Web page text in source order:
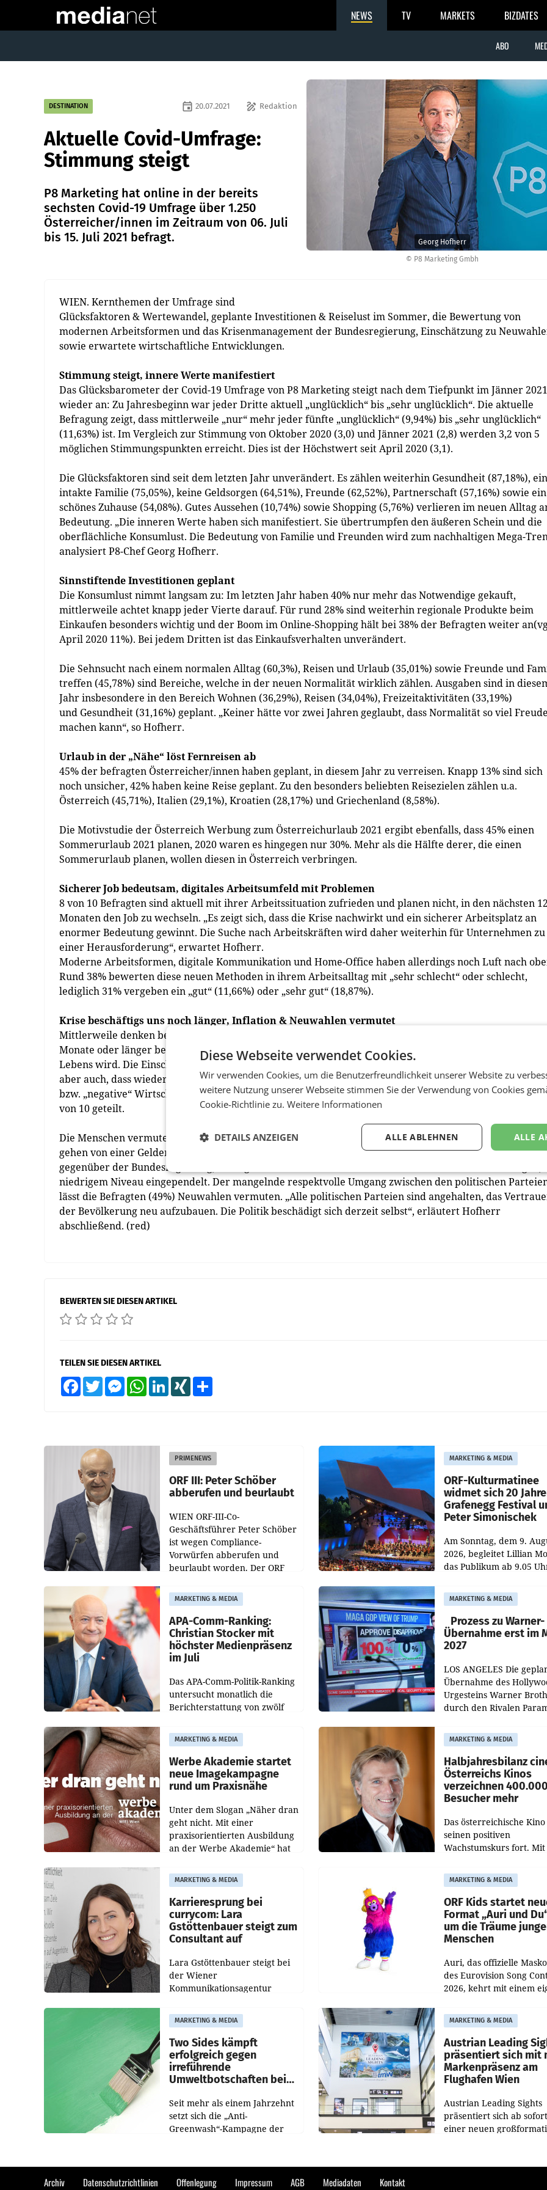
NEWS TV MARKETS BIZDATES
ABO
© P8 Marketing Gmbh
Georg Hofherr
DESTINATION draw Redaktion
event 20.07.2021
Aktuelle Covid-Umfrage:
Stimmung steigt
P8 Marketing hat online in der bereits
sechsten Covid-19 Umfrage über 1.250
Österreicher/innen im Zeitraum von 06. Juli
bis 15. Juli 2021 befragt.
WIEN. Kernthemen der Umfrage sind
Glücksfaktoren & Wertewandel, geplante Investitionen & Reiselust im Sommer, die Bewertung von
modernen Arbeitsformen und das Krisenmanagement der Bundesregierung, Einschätzung zu
sowie erwartete wirtschaftliche Entwicklungen.
Stimmung steigt, innere Werte manifestiert
Das Glücksbarometer der Covid-19 Umfrage von P8 Marketing steigt nach dem Tiefpunkt im Jänner 2021
wieder an: Zu Jahresbeginn war jeder Dritte aktuell „unglücklich“ bis „sehr unglücklich“. Die aktuelle
Befragung zeigt, dass mittlerweile „nur“ mehr jeder fünfte „unglücklich“ (9,94%) bis „sehr unglücklich“
(11,63%) ist. Im Vergleich zur Stimmung von Oktober 2020 (3,0) und Jänner 2021 (2,8) werden 3,2 von 5
möglichen Stimmungspunkten erreicht. Dies ist der Höchstwert seit April 2020 (3,1).
Die Glücksfaktoren sind seit dem letzten Jahr unverändert. Es zählen weiterhin Gesundheit (87,18%),
intakte Familie (75,05%), keine Geldsorgen (64,51%), Freunde (62,52%), Partnerschaft (57,16%) sowie ein
schönes Zuhause (54,08%). Gutes Aussehen (10,74%) sowie Shopping (5,76%) verlieren im neuen Alltag
Bedeutung. „Die inneren Werte haben sich manifestiert. Sie übertrumpfen den äußeren Schein und die
oberflächliche Konsumlust. Die Bedeutung von Familie und Freunden wird zum nachhaltigen Mega-
analysiert P8-Chef Georg Hofherr.
Sinnstiftende Investitionen geplant
Die Konsumlust nimmt langsam zu: Im letzten Jahr haben 40% nur mehr das Notwendige gekauft,
mittlerweile achtet knapp jeder Vierte darauf. Für rund 28% sind weiterhin regionale Produkte beim
Einkaufen besonders wichtig und der Boom im Online-Shopping hält bei 38% der Befragten weiter
April 2020 11%). Bei jedem Dritten ist das Einkaufsverhalten unverändert.
Die Sehnsucht nach einem normalen Alltag (60,3%), Reisen und Urlaub (35,01%) sowie Freunde und
treffen (45,78%) sind Bereiche, welche in der neuen Normalität wirklich zählen. Ausgaben sind in
Jahr insbesondere in den Bereich Wohnen (36,29%), Reisen (34,04%), Freizeitaktivitäten (33,19%)
und Gesundheit (31,16%) geplant. „Keiner hätte vor zwei Jahren geglaubt, dass Normalität so viel Freude
machen kann“, so Hofherr.
Urlaub in der „Nähe“ löst Fernreisen ab
45% der befragten Österreicher/innen haben geplant, in diesem Jahr zu verreisen. Knapp 13% sind sich
noch unsicher, 42% haben keine Reise geplant. Zu den besonders beliebten Reisezielen zählen u.a.
Österreich (45,71%), Italien (29,1%), Kroatien (28,17%) und Griechenland (8,58%).
Die Motivstudie der Österreich Werbung zum Österreichurlaub 2021 ergibt ebenfalls, dass 45% einen
Sommerurlaub 2021 planen, 2020 waren es hingegen nur 30%. Mehr als die Hälfte derer, die einen
Sommerurlaub planen, wollen diesen in Österreich verbringen.
Sicherer Job bedeutsam, digitales Arbeitsumfeld mit Problemen
8 von 10 Befragten sind aktuell mit ihrer Arbeitssituation zufrieden und planen nicht, in den nächsten 12
Monaten den Job zu wechseln. „Es zeigt sich, dass die Krise nachwirkt und ein sicherer Arbeitsplatz an
enormer Bedeutung gewinnt. Die Suche nach Arbeitskräften wird daher weiterhin für Unternehmen zu
einer Herausforderung“, erwartet Hofherr.
Moderne Arbeitsformen, digitale Kommunikation und Home-Office haben allerdings noch Luft nach
Rund 38% bewerten diese neuen Methoden in ihrem Arbeitsalltag mit „sehr schlecht“ oder schlecht,
lediglich 31% vergeben ein „gut“ (11,66%) oder „sehr gut“ (18,87%).
Krise beschäftigs uns noch länger, Inflation & Neuwahlen vermutet
Mittlerweile denken bereits über 81% der Befragten, dass Österreich die Corona Krise noch weitere 12
Monate oder länger begleitet und Corona damit in den nächsten Jahren zum fixen Bestandteil unseres
Lebens wird. Die Einschätzung zur mittelfristigen Wirtschaftsentwicklung nach der Corona-Krise zeigt
aber auch, dass wieder Hoffnung geschöpft wird. 7 von 10 der Befragten erwarten eine „sehr negative“
bzw. „negative“ Wirtschaftsentwicklung - in der Befragung von Jänner 2021 haben diese Meinung noch 9
von 10 geteilt.
Die Menschen vermuten, dass es aufgrund der hohen Staatsschulden zu einer Inflation kommen kann.
gehen von einer Geldentwertung aus, 24% sind sich noch unsicher. Seit Oktober hat sich die Stimmung
gegenüber der Bundesregierung, bedingt durch die Dauer der Krise sowie den laufenden Änderungen,
niedrigem Niveau eingependelt. Der mangelnde respektvolle Umgang zwischen den politischen
lässt die Befragten (49%) Neuwahlen vermuten. „Alle politischen Parteien sind angehalten, das
der Bevölkerung neu aufzubauen. Die Politik beschädigt sich derzeit selbst“, erläutert Hofherr
abschließend. (red)
BEWERTEN SIE DIESEN ARTIKEL
TEILEN SIE DIESEN ARTIKEL
FacebookTwitter MessengerWhatsAppLinkedInXING
PRIMENEWS
ORF III: Peter Schöber
abberufen und beurlaubt
WIEN ORF-III-Co-
Geschäftsführer Peter Schöber
ist wegen Compliance-
Vorwürfen abberufen und
beurlaubt worden. Der ORF
entsprechende
Medienberichte.
MARKETING & MEDIA
ORF-Kulturmatinee
widmet sich 20
Grafenegg Festival
Peter Simonischek
Am Sonntag, dem 9.
2026, begleitet Lillian
das Publikum ab 9.05
„Kulturmatinee“. Die
startet mit der
„20 Jahre Grafenegg
MARKETING & MEDIA
APA-Comm-Ranking:
Christian Stocker mit
höchster Medienpräsenz
im Juli
Das APA-Comm-Politik-Ranking
untersucht monatlich die
Berichterstattung von zwölf
Tageszeitungen und analysiert,
welche Politikerinnen und
Politiker Österreichs die
MARKETING & MEDIA
Prozess zu Warner-
Übernahme erst im
2027
LOS ANGELES Die
Übernahme des
Urgesteins Warner
durch den Rivalen
Schwebe bleiben. Eine
Richterin setzte den
MARKETING & MEDIA
Werbe Akademie startet
neue Imagekampagne
rund um Praxisnähe
Unter dem Slogan „Näher dran
geht nicht. Mit einer
praxisorientierten Ausbildung
an der Werbe Akademie“ hat
WIFI Wien eine neue
Imagekampagne gestartet.
MARKETING & MEDIA
Halbjahresbilanz
Österreichs Kinos
verzeichnen 400.000
Besucher mehr
Das österreichische Kino
seinen positiven
Wachstumskurs fort.
und Besucher höheren
Nettoreichweite im ersten
Halbjahr 2026
MARKETING & MEDIA
Karrieresprung bei
currycom: Lara
Gstöttenbauer steigt zum
Consultant auf
Lara Gstöttenbauer steigt bei
der Wiener
Kommunikationsagentur
partners zum Consultant auf.
Die 27-jährige Beraterin
betreut Kundinnen und
Kunden in den Bereichen
MARKETING & MEDIA
ORF Kids startet
Format „Auri und
um die Träume
Menschen
Auri, das offizielle
des Eurovision Song
2026, kehrt mit einem
zurück. In der neuen
„Auri und Du“ bei ORF
steht
MARKETING & MEDIA
Two Sides kämpft
erfolgreich gegen
irreführende
Umweltbotschaften beim
Seit mehr als einem Jahrzehnt
setzt sich die „Anti-
Greenwash“-Kampagne der
bei Papierkommunikation und
papierbasierten Verpackungen
MARKETING & MEDIA
Austrian Leading
präsentiert sich mit
Markenpräsenz am
Flughafen Wien
Austrian Leading Sights
präsentiert sich ab
einer neuen
Wien. Die Präsenz
Archiv Datenschutzrichtlinien Offenlegung Impressum AGB Mediadaten Kontakt
Diese Webseite verwendet Cookies.
Wir verwenden Cookies, um die Benutzerfreundlichkeit unserer Website zu
weitere Nutzung unserer Webseite stimmen Sie der Verwendung von Cookies
Cookie-Richtlinie zu. Weitere Informationen
ALLE
ALLE ABLEHNEN
DETAILS ANZEIGEN